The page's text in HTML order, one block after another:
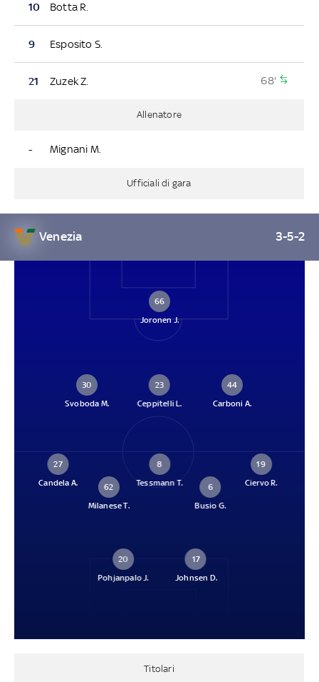
10 Botta R.
9 Esposito S.
21 Zuzek Z. 68'
Allenatore
- Mignani M.
Ufficiali di gara
Venezia 3-5-2
66
Joronen J.
30
Svoboda M.
23
Ceppitelli L.
44
Carboni A.
27
Candela A.
62
Milanese T.
8
Tessmann T.
6
Busio G.
19
Ciervo R.
20
Pohjanpalo J.
17
Johnsen D.
Titolari